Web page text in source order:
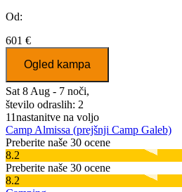
Od:
601 €
Ogled kampa
Sat 8 Aug - 7 noči,
število odraslih: 2
11nastanitve na voljo
Camp Almissa (prejšnji Camp Galeb)
Preberite naše 30 ocene
8.2
Preberite naše 30 ocene
8.2